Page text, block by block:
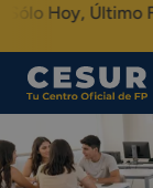
Skip
content
Último Flash